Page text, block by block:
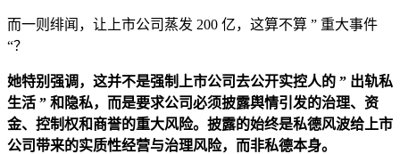
而一则绯闻，让上市公司蒸发 200 亿，这算不算 ” 重大事件
“？
她特别强调，这并不是强制上市公司去公开实控人的 ” 出轨私
生活 ” 和隐私，而是要求公司必须披露舆情引发的治理、资
金、控制权和商誉的重大风险。披露的始终是私德风波给上市
公司带来的实质性经营与治理风险，而非私德本身。